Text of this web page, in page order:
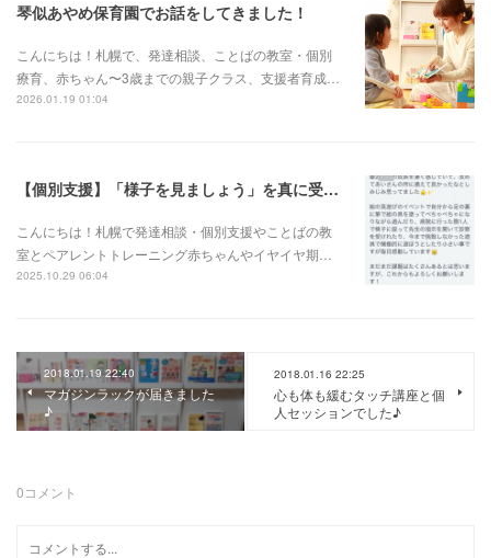
琴似あやめ保育園でお話をしてきました！
こんにちは！札幌で、発達相談、ことばの教室・個別
療育、赤ちゃん〜3歳までの親子クラス、支援者育成…
2026.01.19 01:04
【個別支援】「様子を見ましょう」を真に受けず、早期介入がとても良かったお子さん
こんにちは！札幌で発達相談・個別支援やことばの教
室とペアレントトレーニング赤ちゃんやイヤイヤ期…
2025.10.29 06:04
2018.01.19 22:40
マガジンラックが届きました
♪
2018.01.16 22:25
心も体も緩むタッチ講座と個
人セッションでした♪
0コメント